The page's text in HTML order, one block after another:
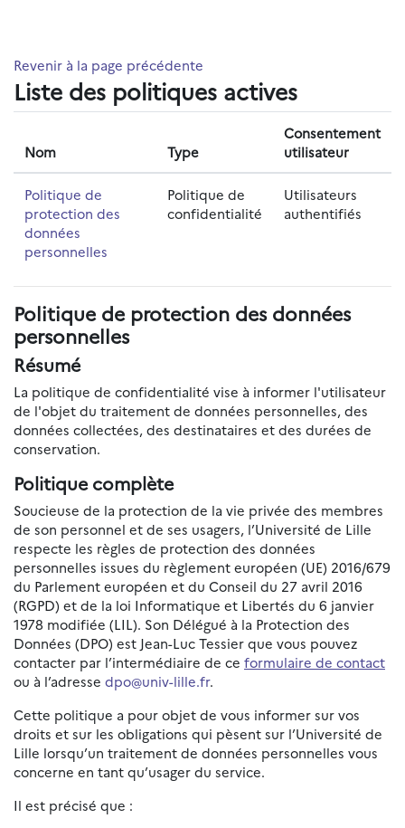
Revenir à la page précédente
Liste des politiques actives
Nom Type
Consentement
utilisateur
Politique de
protection des
données
personnelles
Politique de
confidentialité
Utilisateurs
authentifiés
Politique de protection des données
personnelles
Résumé
La politique de confidentialité vise à informer l'utilisateur
de l'objet du traitement de données personnelles, des
données collectées, des destinataires et des durées de
conservation.
Politique complète
Soucieuse de la protection de la vie privée des membres
de son personnel et de ses usagers, l’Université de Lille
respecte les règles de protection des données
personnelles issues du règlement européen (UE) 2016/679
du Parlement européen et du Conseil du 27 avril 2016
(RGPD) et de la loi Informatique et Libertés du 6 janvier
1978 modifiée (LIL). Son Délégué à la Protection des
Données (DPO) est Jean-Luc Tessier que vous pouvez
contacter par l’intermédiaire de ce formulaire de contact
ou à l’adresse dpo@univ-lille.fr.
Cette politique a pour objet de vous informer sur vos
droits et sur les obligations qui pèsent sur l’Université de
Lille lorsqu’un traitement de données personnelles vous
concerne en tant qu’usager du service.
Il est précisé que :